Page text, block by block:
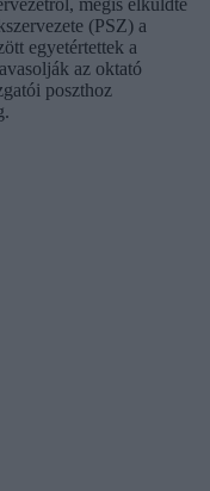
mégis elküldte
(PSZ) a
egyetértettek a
az oktató
poszthoz